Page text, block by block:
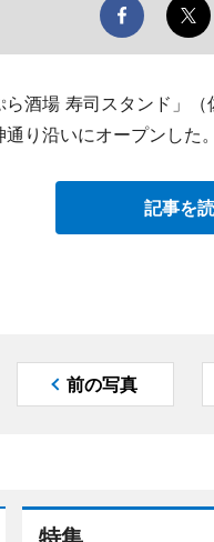
ら酒場 寿司スタンド」
り沿いにオープンした。
記事を
前の写真